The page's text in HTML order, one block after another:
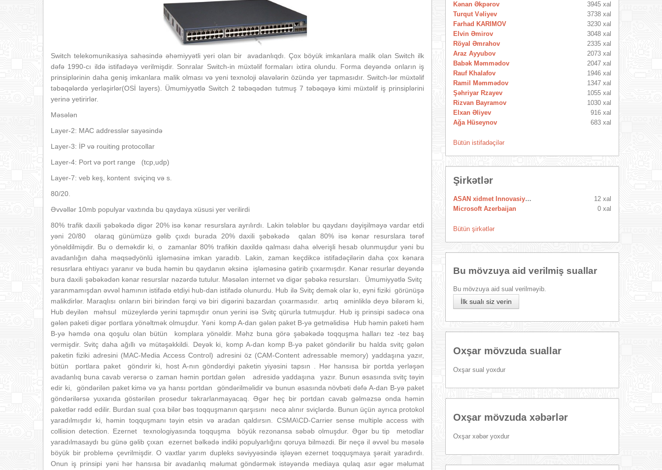
Switch telekomunikasiya sahəsində əhəmiyyətli yeri olan bir avadanlıqdı. Çox böyük imkanlara malik olan Switch ilk
dəfə 1990-cı ildə istifadəyə verilmişdir. Sonralar Switch-in müxtəlif formaları ixtira olundu. Forma deyəndə onların iş
prinsiplərinin daha geniş imkanlara malik olması və yeni texnoloji əlavələrin özündə yer tapmasıdır. Switch-lər müxtəlif
təbəqələrdə yerləşirlər(OSİ layers). Ümumiyyətlə Switch 2 təbəqədən tutmuş 7 təbəqəyə kimi müxtəlif iş prinsiplərini
yerinə yetirirlər.
Məsələn
Layer-2: MAC addresslər sayəsində
Layer-3: İP və rouiting protocollar
Layer-4: Port və port range (tcp,udp)
Layer-7: veb keş, kontent sviçinq və s.
80/20.
Əvvəllər 10mb populyar vaxtında bu qaydaya xüsusi yer verilirdi
80% trafik daxili şəbəkədə digər 20% isə kənar resurslara ayrılırdı. Lakin tələblər bu qaydanı dəyişilməyə vardar etdi
yəni 20/80 olaraq günümüzə gəlib çıxdı burada 20% daxili şəbəkədə qalan 80% isə kənar resurslara tərəf
yönəldilmişdir. Bu o deməkdir ki, o zamanlar 80% trafikin daxildə qalması daha əlverişli hesab olunmuşdur yəni bu
avadanlığın daha məqsədyönlü işləməsinə imkan yaradıb. Lakin, zaman keçdikcə istifadəçilərin daha çox kənara
resusrlara ehtiyacı yaranır və buda həmin bu qaydanın əksinə işləməsinə gətirib çıxarmışdır. Kənar resurlar deyəndə
bura daxili şəbəkədən kənar resurslar nəzərdə tutulur. Məsələn internet və digər şəbəkə resursları. Ümumiyyətlə Svitç
yaranmamışdan əvvəl hamının istifadə etdiyi hub-dan istifadə olunurdu. Hub ilə Svitç demək olar kı, eyni fiziki görünüşə
malikdirlər. Maraqlısı onların biri birindən fərqi və biri digərini bazardan çıxarmasıdır. artıq əminliklə deyə bilərəm ki,
Hub deyilən məhsul müzeylərdə yerini tapmışdır onun yerini isə Svitç qürurla tutmuşdur. Hub iş prinsipi sadəcə ona
gələn paketi digər portlara yönəltmək olmuşdur. Yəni komp A-dan gələn paket B-yə getməlidisə Hub həmin paketi həm
B-yə həmdə ona qoşulu olan bütün komplara yönəldir. Məhz buna görə şəbəkədə toqquşma halları tez -tez baş
vermişdir. Svitç daha ağıllı və mütəşəkkildi. Deyək ki, komp A-dan komp B-yə paket göndərilir bu halda svitç gələn
paketin fiziki adresini (MAC-Media Access Control) adresini öz (CAM-Content adressable memory) yaddaşına yazır,
bütün portlara paket göndırir ki, host A-nın göndərdiyi paketin yiyəsini tapsın . Hər hansısa bir portda yerləşən
avadanlıq buna cavab verərsə o zaman həmin portdan gələn adresidə yaddaşına yazır. Bunun əsasında svitç təyin
edir ki, göndərilən paket kimə və ya hansı portdan göndərilməlidir və bunun əsasında növbəti dəfə A-dan B-yə paket
göndərilərsə yuxarıda göstərilən prosedur təkrarlanmayacaq. Əgər heç bir portdan cavab gəlməzsə onda həmin
paketlər rədd edilir. Burdan sual çıxa bilər bəs toqquşmanın qarşısını necə alınır sviçlərdə. Bunun üçün ayrıca protokol
yaradılmışdır ki, həmin toqquşmanı təyin etsin və aradan qaldırsın. CSMA\CD-Carrier sense multiple access with
collision detection. Ezernet texnologiyasında toqquşma böyük rezonansa səbəb olmuşdur. Əgər bu tip metodlar
yaradılmasaydı bu günə gəlib çıxan ezernet bəlkədə indiki populyarlığını qoruya bilməzdi. Bir neçə il əvvəl bu məsələ
böyük bir problemə çevrilmişdir. O vaxtlar yarım dupleks səviyyəsində işləyən ezernet toqquşmaya şərait yaradırdı.
Onun iş prinsipi yəni hər hansısa bir avadanlıq məlumat göndərmək istəyəndə mediaya qulaq asır əgər məlumat
Kənan Əkpərov
3945 xal
Turqut Vəliyev
3738 xal
Farhad KARIMOV
3230 xal
Elvin Əmirov
3048 xal
Röyal Əmrahov
2335 xal
Araz Ayyubov
2073 xal
Babək Məmmədov
2047 xal
Rauf Khalafov
1946 xal
Ramil Məmmədov
1347 xal
Şəhriyar Rzayev
1055 xal
Rizvan Bayramov
1030 xal
Elxan Əliyev
916 xal
Ağa Hüseynov
683 xal
Bütün istifadəçilər
Şirkətlər
ASAN xidmet Innovasiya Mərkəzi
12 xal
Microsoft Azerbaijan
0 xal
Bütün şirkətlər
Bu mövzuya aid verilmiş suallar
Bu mövzuya aid sual verilməyib.
İlk sualı siz verin
Oxşar mövzuda suallar
Oxşar sual yoxdur
Oxşar mövzuda xəbərlər
Oxşar xəbər yoxdur